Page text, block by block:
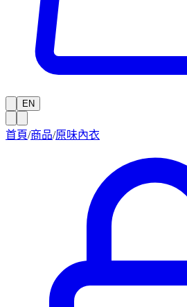
EN
首頁/商品/原味內衣